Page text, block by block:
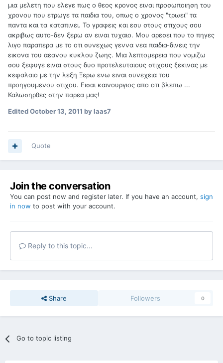
μια μελετη που ελεγε πως ο θεος κρονος ειναι προσωποιηση του
χρονου που ετρωγε τα παιδια του, οπως ο χρονος "τρωει" τα
παντα και τα καταπινει. Το γραφεις και εσυ στους στιχους σου
ακριβως αυτο-δεν ξερω αν ειναι τυχαιο. Μου αρεσει που το πηγες
λιγο παραπερα με το οτι συνεχως γεννα νεα παιδια-δινεις την
εικονα του αεανου κυκλου ζωης. Μια λεπτομερεια που νομιζω
σου ξεφυγε ειναι στους δυο προτελευταιους στιχους ξεκινας με
κεφαλαιο με την λεξη Ξερω ενω ειναι συνεχεια του
προηγουμενου στιχου. Εισαι καινουργιος απο οτι βλεπω ...
Καλωσηρθες στην παρεα μας!
EditedOctober 13, 2011 by laas7
Quote
Join the conversation
You can post now and register later. If you have an account, sign
in now to post with your account.
Reply to this topic...
Share Followers 0
Go to topic listing